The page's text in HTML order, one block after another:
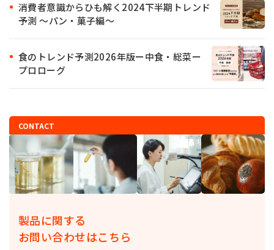
消費者意識からひも解く2024下半期トレンド
予測 ～パン・菓子編～
食のトレンド予測2026年版ー中食・総菜ー
プロローグ
CONTACT
製品に関する
お問い合わせはこちら